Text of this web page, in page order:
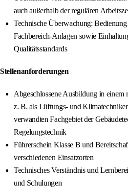
auch außerhalb der regulären
Technische Überwachung:
Fachbereich-Anlagen sowie
Qualitätsstandards
Stellenanforderungen
Abgeschlossene Ausbildung in einem
z. B. als Lüftungs- und
verwandten Fachgebiet der
Regelungstechnik
Führerschein Klasse B und
verschiedenen Einsatzorten
Technisches Verständnis und
und Schulungen